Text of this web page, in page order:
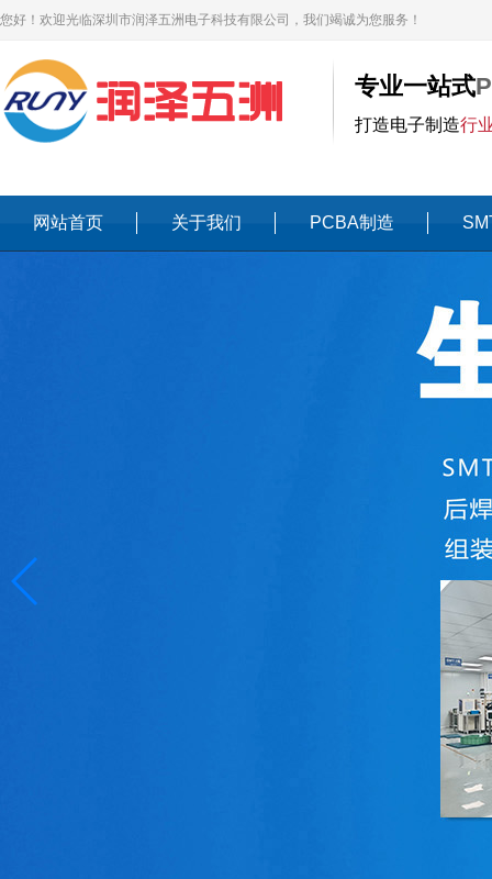
您好！欢迎光临深圳市润泽五洲电子科技有限公司，我们竭诚为您服务！
专业一站式
打造电子制造行
网站首页 关于我们 PCBA制造